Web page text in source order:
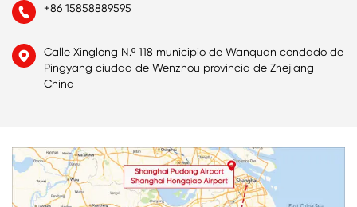
 +86 15858889595

Calle Xinglong N.º 118 municipio de Wanquan condado de
Pingyang ciudad de Wenzhou provincia de Zhejiang
China